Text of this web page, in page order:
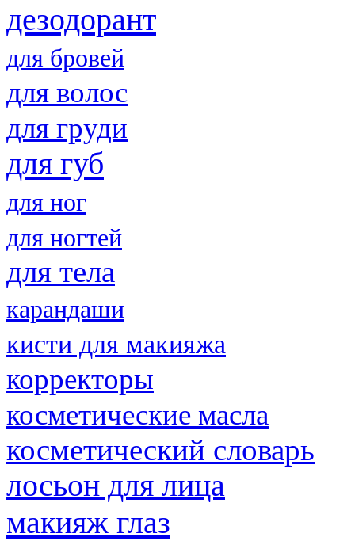
дезодорант
для бровей
для волос
для груди
для губ
для ног
для ногтей
для тела
карандаши
кисти для макияжа
корректоры
косметические масла
косметический словарь
лосьон для лица
макияж глаз